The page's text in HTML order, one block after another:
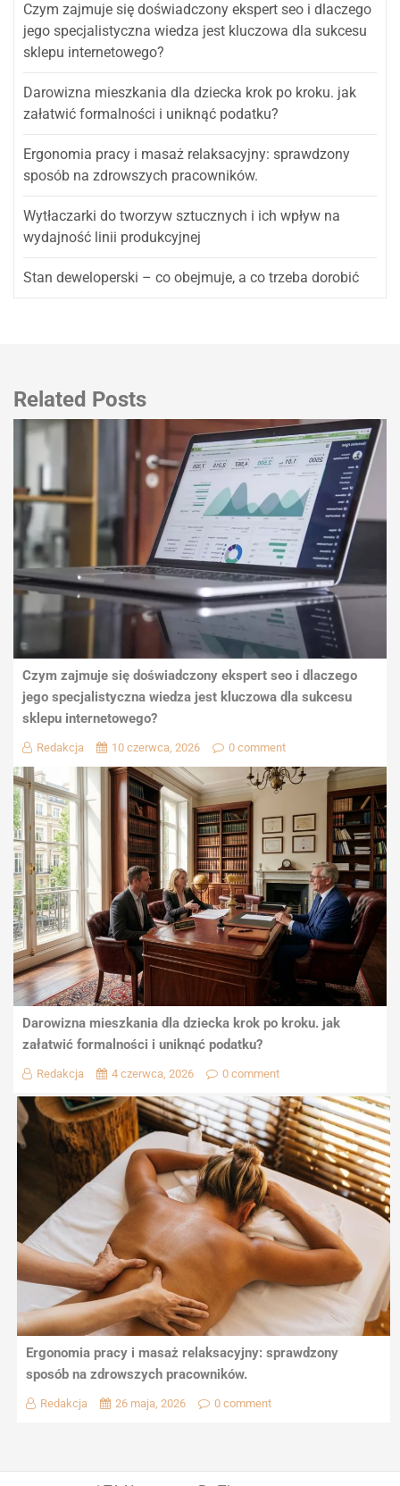
Czym zajmuje się doświadczony ekspert seo i dlaczego
jego specjalistyczna wiedza jest kluczowa dla sukcesu
sklepu internetowego?
Darowizna mieszkania dla dziecka krok po kroku. jak
załatwić formalności i uniknąć podatku?
Ergonomia pracy i masaż relaksacyjny: sprawdzony
sposób na zdrowszych pracowników.
Wytłaczarki do tworzyw sztucznych i ich wpływ na
wydajność linii produkcyjnej
Stan deweloperski – co obejmuje, a co trzeba dorobić
Related Posts
Czym zajmuje się doświadczony ekspert seo i dlaczego
jego specjalistyczna wiedza jest kluczowa dla sukcesu
sklepu internetowego?
Redakcja 10 czerwca, 2026 0 comment
Darowizna mieszkania dla dziecka krok po kroku. jak
załatwić formalności i uniknąć podatku?
Redakcja 4 czerwca, 2026 0 comment
Ergonomia pracy i masaż relaksacyjny: sprawdzony
sposób na zdrowszych pracowników.
Redakcja 26 maja, 2026 0 comment